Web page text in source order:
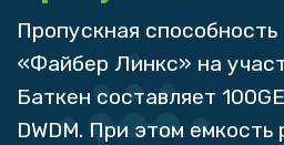
Пропускная
«Файбер Линкс» на
Баткен составляет
DWDM. При этом емкость